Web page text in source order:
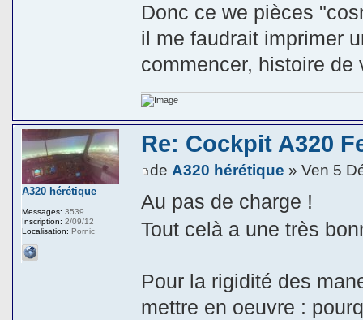
Donc ce we pièces
il me faudrait imprimer
commencer, histoire
Re: Cockpit A320
de A320 hérétique » Ven 5
Au pas de charge !
Tout celà a une très
Pour la rigidité des
mettre en oeuvre :
A320 hérétique
Messages: 3539
Inscription: 2/09/12
Localisation: Pornic